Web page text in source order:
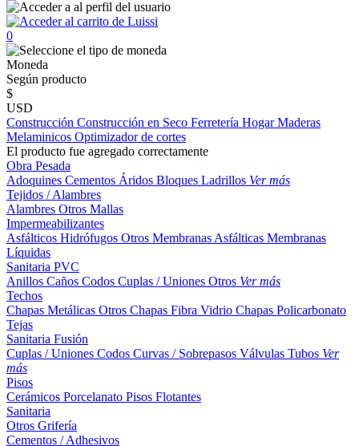
0
Moneda
Según producto
$
USD
Construcción Construcción en Seco Ferretería HogarMaderas
Melaminicos Optimizador de cortes
El producto fue agregado correctamente
Obra Pesada
Adoquines Cementos Áridos Bloques Ladrillos Ver más
Tejidos / Alambres
Alambres Otros Mallas
Impermeabilizantes
Asfálticos Hidrófugos Otros Membranas Asfálticas Membranas
Líquidas
Sanitaria PVC
Anillos Caños Codos Cuplas / Uniones Otros Ver más
Techos
Chapas Metálicas Otros Chapas Fibra Vidrio Chapas Policarbonato
Tejas
Sanitaria Fusión
Cuplas / Uniones Codos Curvas / Sobrepasos Válvulas Tubos Ver
más
Pisos
Cerámicos Porcelanato Pisos Flotantes
Sanitaria
Otros Grifería
Cementos / Adhesivos